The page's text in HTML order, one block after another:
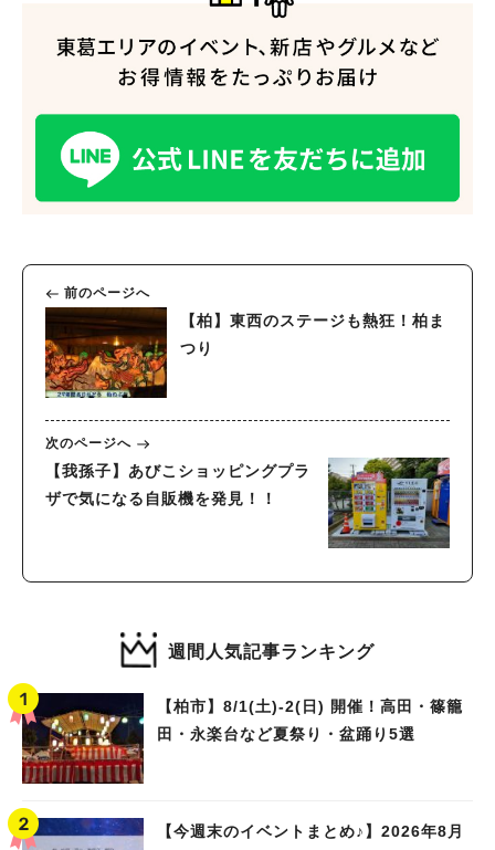
前のページへ
【柏】東西のステージも熱狂！柏ま
つり
次のページへ
【我孫子】あびこショッピングプラ
ザで気になる自販機を発見！！
週間人気記事ランキング
【柏市】8/1(土)‐2(日) 開催！高田・篠籠
田・永楽台など夏祭り・盆踊り5選
【今週末のイベントまとめ♪】2026年8月
人気のキーワード
#ラーメン#ショッピング#カフェ #スイーツ #パン #カレー#柏駅
#イベント#公園#教えたい／教えて投稿記事
#教えたい/こんなの見つけた